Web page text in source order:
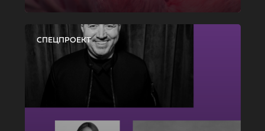
СПЕЦПРОЕКТ